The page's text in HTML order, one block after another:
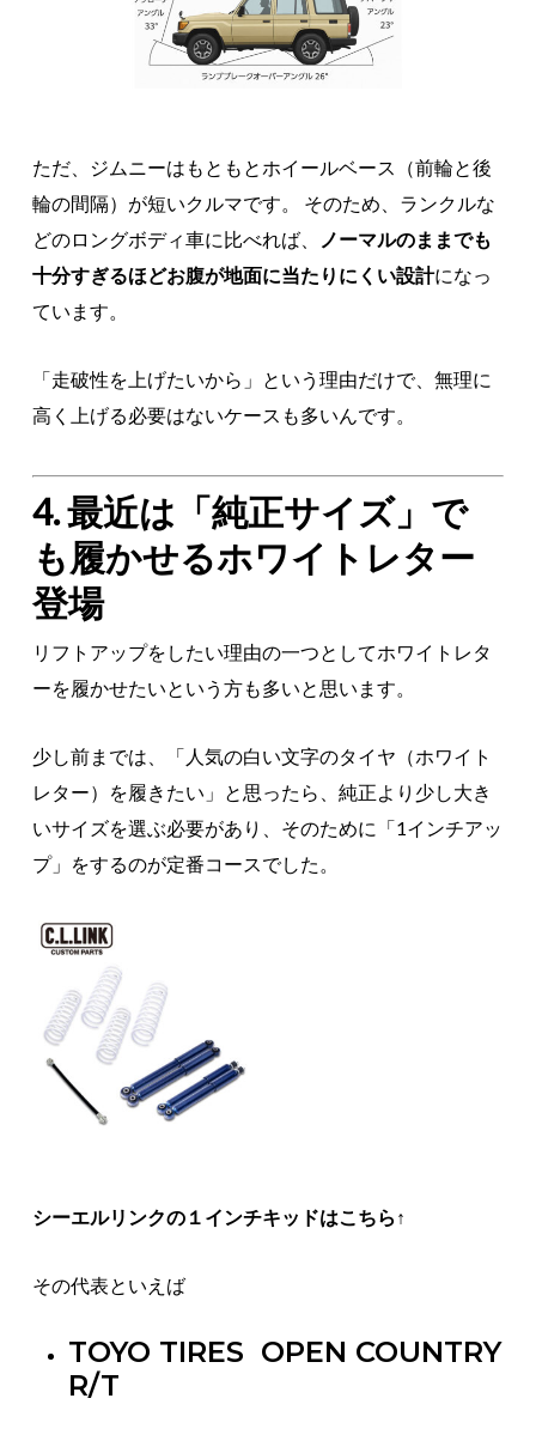
ただ、ジムニーはもともとホイールベース（前輪と後
輪の間隔）が短いクルマです。 そのため、ランクルな
どのロングボディ車に比べれば、
ノーマルのままでも
十分すぎるほどお腹が地面に当たりにくい設計になっ
ています。
「走破性を上げたいから」という理由だけで、無理に
高く上げる必要はないケースも多いんです。
4. 最近は「純正サイズ」で
も履かせるホワイトレター
登場
リフトアップをしたい理由の一つとしてホワイトレタ
ーを履かせたいという方も多いと思います。
少し前までは、「人気の白い文字のタイヤ（ホワイト
レター）を履きたい」と思ったら、純正より少し大き
いサイズを選ぶ必要があり、そのために「1インチアッ
プ」をするのが定番コースでした。
シーエルリンクの１インチキッドはこちら↑
その代表といえば
TOYO TIRES OPEN COUNTRY
R/T